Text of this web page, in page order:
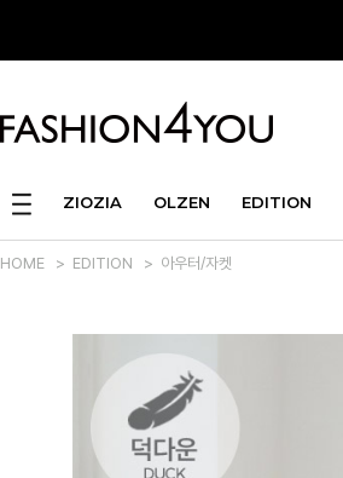
ZIOZIA OLZEN EDITION
HOME > EDITION > 아우터/자켓